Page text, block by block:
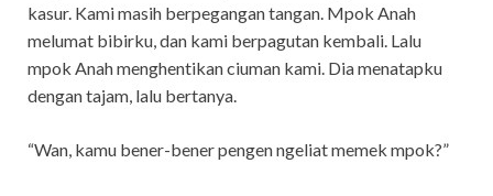
kasur. Kami masih berpegangan tangan. Mpok Anah
melumat bibirku, dan kami berpagutan kembali. Lalu
mpok Anah menghentikan ciuman kami. Dia menatapku
dengan tajam, lalu bertanya.
“Wan, kamu bener-bener pengen ngeliat memek mpok?”